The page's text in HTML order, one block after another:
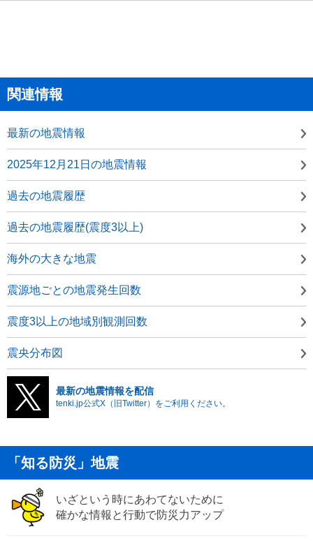
関連情報
最新の地震情報
2025年12月21日の地震情報
過去の地震履歴
過去の地震履歴(震度3以上)
海外の大きな地震
震源地ごとの地震発生回数
震度3以上の地域別観測回数
震央分布図
最新の地震情報を配信
tenki.jp公式X（旧Twitter）をご利用ください。
「知る防災」地震
いざという時にあわてないために
確かな情報と行動で防災力アップ